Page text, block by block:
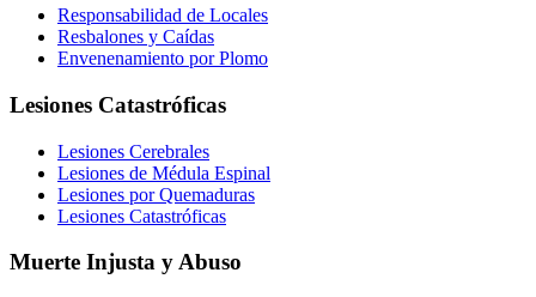
Responsabilidad de Locales
Resbalones y Caídas
Envenenamiento por Plomo
Lesiones Catastróficas
Lesiones Cerebrales
Lesiones de Médula Espinal
Lesiones por Quemaduras
Lesiones Catastróficas
Muerte Injusta y Abuso